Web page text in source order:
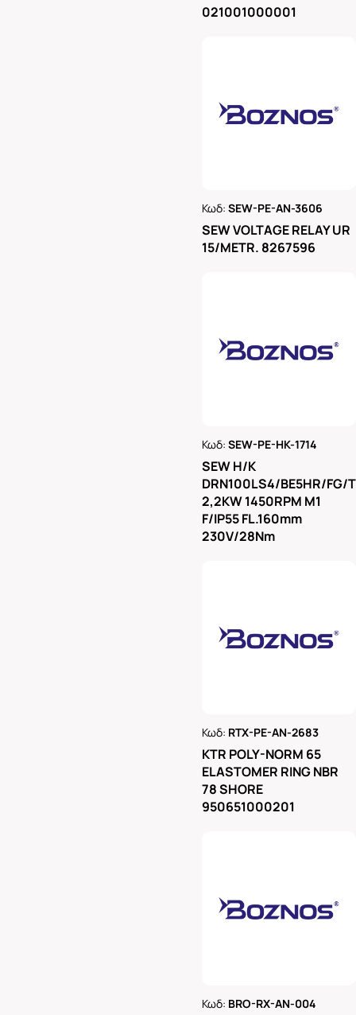
021001000001
Κωδ:SEW-PE-AN-3606
SEW VOLTAGE RELAY UR
15/METR. 8267596
Κωδ:SEW-PE-HK-1714
SEW H/K
DRN100LS4/BE5HR/FG/
2,2KW 1450RPM M1
F/IP55 FL.160mm
230V/28Nm
Κωδ: RTX-PE-AN-2683
KTR POLY-NORM 65
ELASTOMER RING NBR
78 SHORE
950651000201
Κωδ: BRO-RX-AN-004